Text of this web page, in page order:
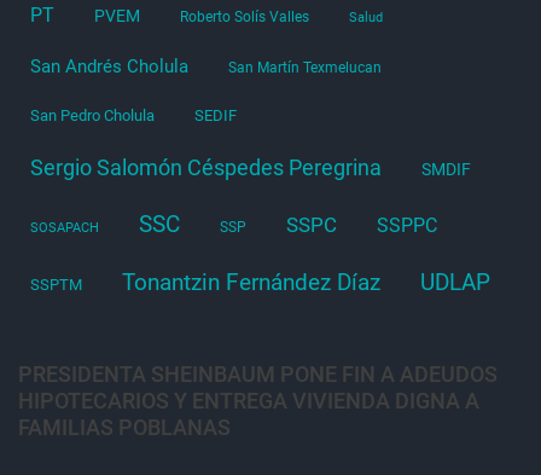
PT PVEM Roberto Solís Valles Salud
San Andrés Cholula San Martín Texmelucan
San Pedro Cholula SEDIF
Sergio Salomón Céspedes Peregrina SMDIF
SOSAPACH SSC SSP SSPC SSPPC
SSPTM Tonantzin Fernández Díaz UDLAP
PRESIDENTA SHEINBAUM PONE FIN A ADEUDOS
HIPOTECARIOS Y ENTREGA VIVIENDA DIGNA A
FAMILIAS POBLANAS